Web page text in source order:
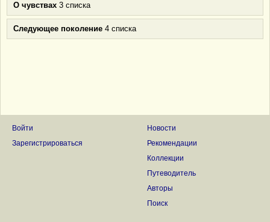
О чувствах 3 списка
Следующее поколение 4 списка
Войти
Зарегистрироваться
Новости
Рекомендации
Коллекции
Путеводитель
Авторы
Поиск